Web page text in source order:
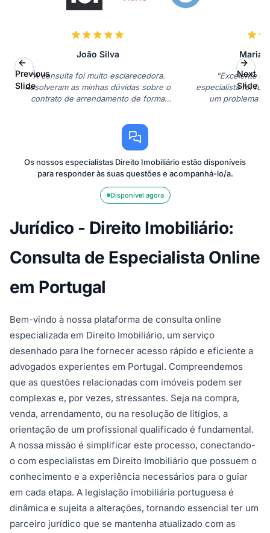
João Silva
"A consulta foi muito esclarecedora.
Resolveram as minhas dúvidas sobre o
contrato de arrendamento de forma
Maria
"Excelente
especialista foi
um problema
Previous
Slide
Next
Slide
Os nossos especialistas Direito Imobiliário estão disponíveis
para responder às suas questões e acompanhá-lo/a.
Disponível agora
Jurídico - Direito Imobiliário:
Consulta de Especialista Online
em Portugal
Bem-vindo à nossa plataforma de consulta online
especializada em Direito Imobiliário, um serviço
desenhado para lhe fornecer acesso rápido e eficiente a
advogados experientes em Portugal. Compreendemos
que as questões relacionadas com imóveis podem ser
complexas e, por vezes, stressantes. Seja na compra,
venda, arrendamento, ou na resolução de litígios, a
orientação de um profissional qualificado é fundamental.
A nossa missão é simplificar este processo, conectando-
o com especialistas em Direito Imobiliário que possuem o
conhecimento e a experiência necessários para o guiar
em cada etapa. A legislação imobiliária portuguesa é
dinâmica e sujeita a alterações, tornando essencial ter um
parceiro jurídico que se mantenha atualizado com as